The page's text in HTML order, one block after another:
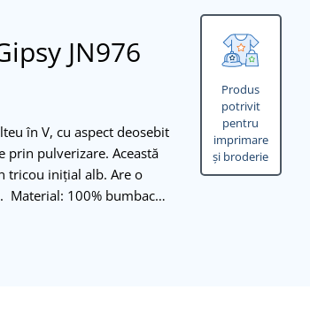
Produs
potrivit
pentru
imprimare
și broderie
JN976
în V, cu aspect deosebit
prin pulverizare. Această
tricou inițial alb. Are o
Material: 100% bumbac…